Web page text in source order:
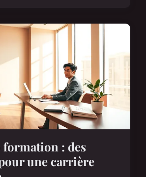
: des
une carrière